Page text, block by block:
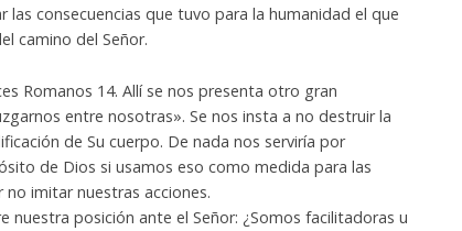
las consecuencias que tuvo para la humanidad el que
camino del Señor.
Romanos 14. Allí se nos presenta otro gran
entre nosotras». Se nos insta a no destruir la
de Su cuerpo. De nada nos serviría por
de Dios si usamos eso como medida para las
imitar nuestras acciones.
nuestra posición ante el Señor: ¿Somos facilitadoras u